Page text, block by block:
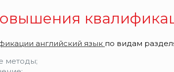
английский язык по видам
методы;